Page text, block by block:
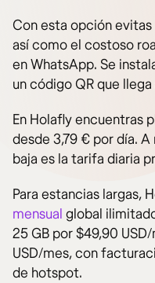
Con esta opción
así como el costoso
en WhatsApp. Se
un código QR que
En Holafly encuentras
desde 3,79 € por día.
baja es la tarifa diaria
Para estancias largas,
mensual global
25 GB por $49,90
USD/mes, con
de hotspot.